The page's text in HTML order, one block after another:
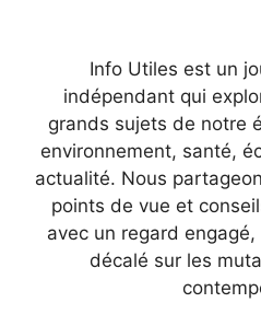
Info Utiles est un
indépendant qui
grands sujets de notre
environnement, santé,
actualité. Nous
points de vue et
avec un regard
décalé sur les